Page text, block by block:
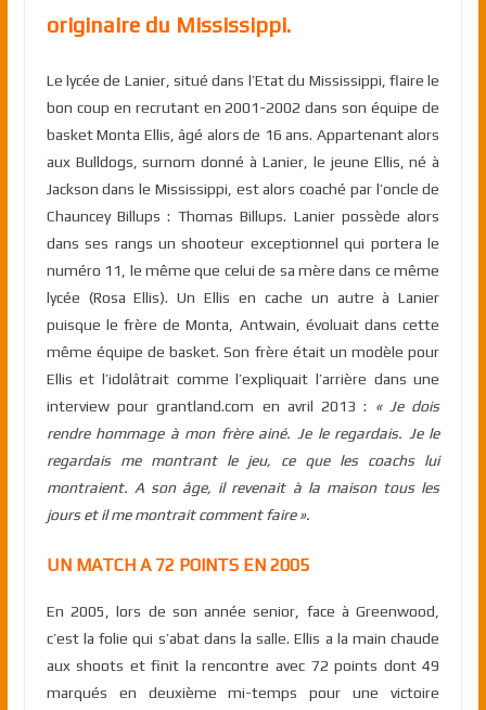
originaire du Mississippi.
Le lycée de Lanier, situé dans l’Etat du Mississippi, flaire le
bon coup en recrutant en 2001-2002 dans son équipe de
basket Monta Ellis, âgé alors de 16 ans. Appartenant alors
aux Bulldogs, surnom donné à Lanier, le jeune Ellis, né à
Jackson dans le Mississippi, est alors coaché par l’oncle de
Chauncey Billups : Thomas Billups. Lanier possède alors
dans ses rangs un shooteur exceptionnel qui portera le
numéro 11, le même que celui de sa mère dans ce même
lycée (Rosa Ellis). Un Ellis en cache un autre à Lanier
puisque le frère de Monta, Antwain, évoluait dans cette
même équipe de basket. Son frère était un modèle pour
Ellis et l’idolâtrait comme l’expliquait l’arrière dans une
interview pour grantland.com en avril 2013 : « Je dois
rendre hommage à mon frère ainé. Je le regardais. Je le
regardais me montrant le jeu, ce que les coachs lui
montraient. A son âge, il revenait à la maison tous les
jours et il me montrait comment faire ».
UN MATCH A 72 POINTS EN 2005
En 2005, lors de son année senior, face à Greenwood,
c’est la folie qui s’abat dans la salle. Ellis a la main chaude
aux shoots et finit la rencontre avec 72 points dont 49
marqués en deuxième mi-temps pour une victoire